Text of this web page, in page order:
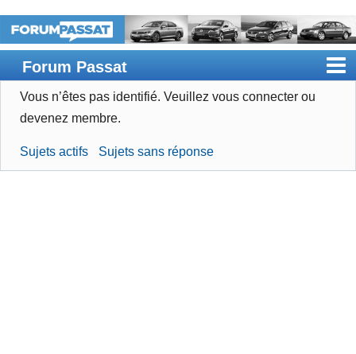
Forum Passat
Accueil
Devenir membre
Vous n’êtes pas identifié. Veuillez vous connecter ou
devenez membre.
Sujets actifs Sujets sans réponse